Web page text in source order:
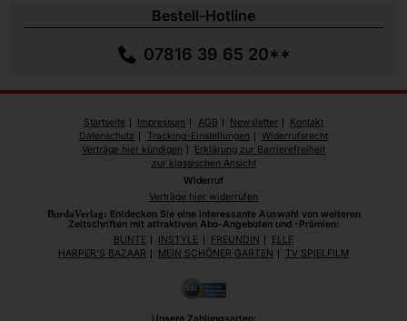
Bestell-Hotline
07816 39 65 20**
Startseite Impressum AGB Newsletter
Kontakt
Datenschutz
Tracking-Einstellungen
Widerrufsrecht
Verträge hier kündigen
Erklärung zur Barrierefreiheit
zur klassischen Ansicht
Widerruf
Verträge hier widerrufen
BurdaVerlag: Entdecken Sie eine interessante Auswahl von weiteren
Zeitschriften mit attraktiven Abo-Angeboten und -Prämien:
BUNTE
INSTYLE FREUNDIN
ELLE
HARPER'S BAZAAR
MEIN SCHÖNER GARTEN TV SPIELFILM
Unsere Zahlungsarten: